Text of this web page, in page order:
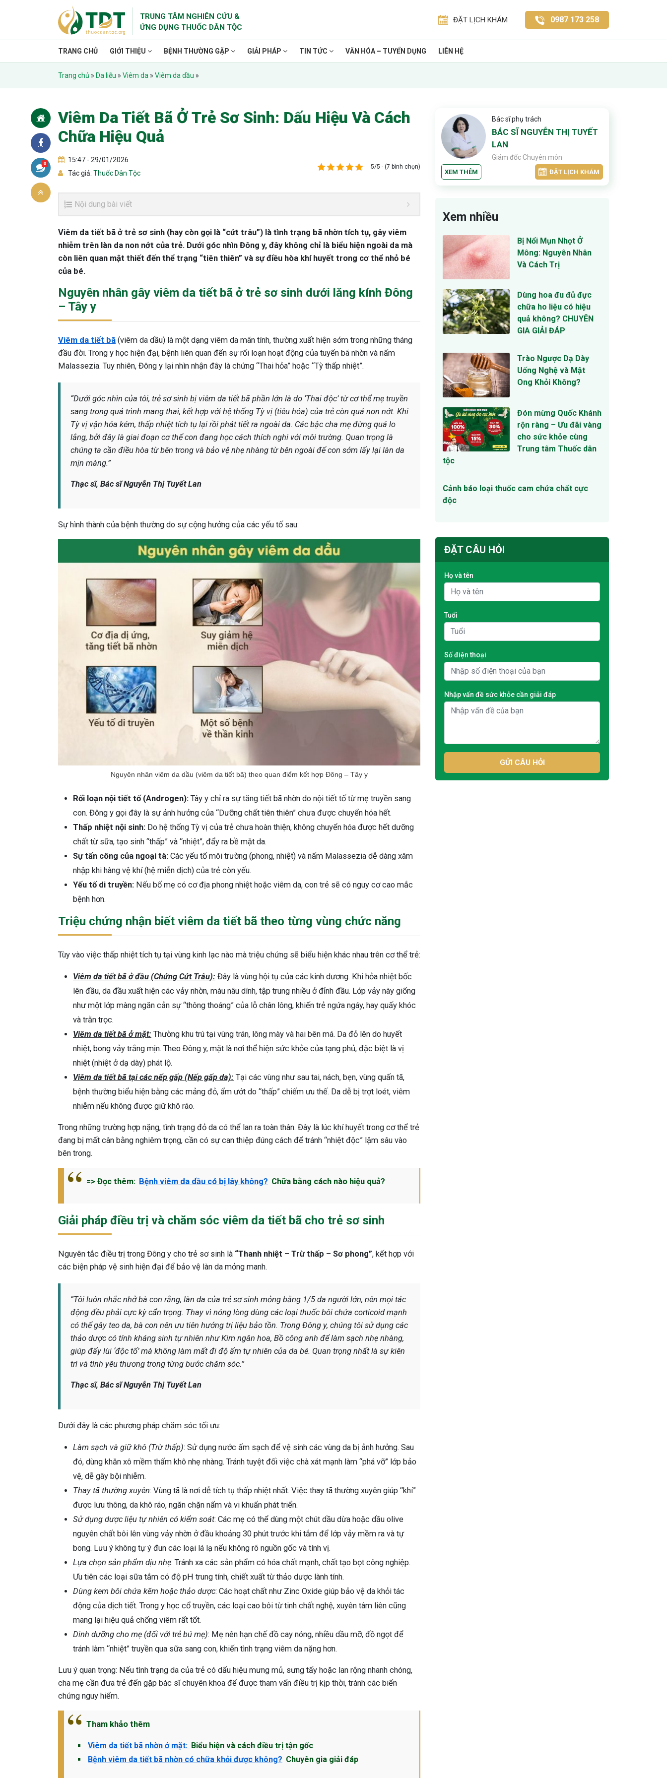
TRUNG TÂM NGHIÊN CỨU &
ỨNG DỤNG THUỐC DÂN TỘC
ĐẶT LỊCH KHÁM 0987 173 258
TRANG CHỦ GIỚI THIỆU BỆNH THƯỜNG GẶP GIẢI PHÁP TIN TỨC VĂN HÓA – TUYỂN DỤNG LIÊN HỆ
Trang chủ » Da liễu » Viêm da » Viêm da dầu »
Viêm Da Tiết Bã Ở Trẻ Sơ Sinh: Dấu Hiệu Và Cách
Chữa Hiệu Quả
15:47 - 29/01/2026
Tác giả: Thuốc Dân Tộc
5/5 - (7 bình chọn)
0
Nội dung bài viết
Viêm da tiết bã ở trẻ sơ sinh (hay còn gọi là “cứt trâu”) là tình trạng bã nhờn tích tụ, gây viêm
nhiễm trên làn da non nớt của trẻ. Dưới góc nhìn Đông y, đây không chỉ là biểu hiện ngoài da mà
còn liên quan mật thiết đến thể trạng “tiên thiên” và sự điều hòa khí huyết trong cơ thể nhỏ bé
của bé.
Nguyên nhân gây viêm da tiết bã ở trẻ sơ sinh dưới lăng kính Đông
– Tây y
Viêm da tiết bã (viêm da dầu) là một dạng viêm da mãn tính, thường xuất hiện sớm trong những tháng
đầu đời. Trong y học hiện đại, bệnh liên quan đến sự rối loạn hoạt động của tuyến bã nhờn và nấm
Malassezia. Tuy nhiên, Đông y lại nhìn nhận đây là chứng “Thai hỏa” hoặc “Tỳ thấp nhiệt”.
“Dưới góc nhìn của tôi, trẻ sơ sinh bị viêm da tiết bã phần lớn là do ‘Thai độc’ từ cơ thể mẹ truyền
sang trong quá trình mang thai, kết hợp với hệ thống Tỳ vị (tiêu hóa) của trẻ còn quá non nớt. Khi
Tỳ vị vận hóa kém, thấp nhiệt tích tụ lại rồi phát tiết ra ngoài da. Các bậc cha mẹ đừng quá lo
lắng, bởi đây là giai đoạn cơ thể con đang học cách thích nghi với môi trường. Quan trọng là
chúng ta cần điều hòa từ bên trong và bảo vệ nhẹ nhàng từ bên ngoài để con sớm lấy lại làn da
mịn màng.”
Thạc sĩ, Bác sĩ Nguyễn Thị Tuyết Lan
Sự hình thành của bệnh thường do sự cộng hưởng của các yếu tố sau:
Nguyên nhân viêm da dầu (viêm da tiết bã) theo quan điểm kết hợp Đông – Tây y
Rối loạn nội tiết tố (Androgen): Tây y chỉ ra sự tăng tiết bã nhờn do nội tiết tố từ mẹ truyền sang
con. Đông y gọi đây là sự ảnh hưởng của “Dưỡng chất tiên thiên” chưa được chuyển hóa hết.
Thấp nhiệt nội sinh: Do hệ thống Tỳ vị của trẻ chưa hoàn thiện, không chuyển hóa được hết dưỡng
chất từ sữa, tạo sinh “thấp” và “nhiệt”, đẩy ra bề mặt da.
Sự tấn công của ngoại tà: Các yếu tố môi trường (phong, nhiệt) và nấm Malassezia dễ dàng xâm
nhập khi hàng vệ khí (hệ miễn dịch) của trẻ còn yếu.
Yếu tố di truyền: Nếu bố mẹ có cơ địa phong nhiệt hoặc viêm da, con trẻ sẽ có nguy cơ cao mắc
bệnh hơn.
Triệu chứng nhận biết viêm da tiết bã theo từng vùng chức năng
Tùy vào việc thấp nhiệt tích tụ tại vùng kinh lạc nào mà triệu chứng sẽ biểu hiện khác nhau trên cơ thể trẻ:
Viêm da tiết bã ở đầu (Chứng Cứt Trâu): Đây là vùng hội tụ của các kinh dương. Khi hỏa nhiệt bốc
lên đầu, da đầu xuất hiện các vảy nhờn, màu nâu dính, tập trung nhiều ở đỉnh đầu. Lớp vảy này giống
như một lớp màng ngăn cản sự “thông thoáng” của lỗ chân lông, khiến trẻ ngứa ngáy, hay quấy khóc
và trằn trọc.
Viêm da tiết bã ở mặt: Thường khu trú tại vùng trán, lông mày và hai bên má. Da đỏ lên do huyết
nhiệt, bong vảy trắng mịn. Theo Đông y, mặt là nơi thể hiện sức khỏe của tạng phủ, đặc biệt là vị
nhiệt (nhiệt ở dạ dày) phát lộ.
Viêm da tiết bã tại các nếp gấp (Nếp gấp da): Tại các vùng như sau tai, nách, bẹn, vùng quấn tã,
bệnh thường biểu hiện bằng các mảng đỏ, ẩm ướt do “thấp” chiếm ưu thế. Da dễ bị trợt loét, viêm
nhiễm nếu không được giữ khô ráo.
Trong những trường hợp nặng, tình trạng đỏ da có thể lan ra toàn thân. Đây là lúc khí huyết trong cơ thể trẻ
đang bị mất cân bằng nghiêm trọng, cần có sự can thiệp đúng cách để tránh “nhiệt độc” lậm sâu vào
bên trong.
=> Đọc thêm: Bệnh viêm da dầu có bị lây không? Chữa bằng cách nào hiệu quả?
Giải pháp điều trị và chăm sóc viêm da tiết bã cho trẻ sơ sinh
Nguyên tắc điều trị trong Đông y cho trẻ sơ sinh là “Thanh nhiệt – Trừ thấp – Sơ phong”, kết hợp với
các biện pháp vệ sinh hiện đại để bảo vệ làn da mỏng manh.
“Tôi luôn nhắc nhở bà con rằng, làn da của trẻ sơ sinh mỏng bằng 1/5 da người lớn, nên mọi tác
động đều phải cực kỳ cẩn trọng. Thay vì nóng lòng dùng các loại thuốc bôi chứa corticoid mạnh
có thể gây teo da, bà con nên ưu tiên hướng trị liệu bảo tồn. Trong Đông y, chúng tôi sử dụng các
thảo dược có tính kháng sinh tự nhiên như Kim ngân hoa, Bồ công anh để làm sạch nhẹ nhàng,
giúp đẩy lùi ‘độc tố’ mà không làm mất đi độ ẩm tự nhiên của da bé. Quan trọng nhất là sự kiên
trì và tình yêu thương trong từng bước chăm sóc.”
Thạc sĩ, Bác sĩ Nguyễn Thị Tuyết Lan
Dưới đây là các phương pháp chăm sóc tối ưu:
Làm sạch và giữ khô (Trừ thấp): Sử dụng nước ấm sạch để vệ sinh các vùng da bị ảnh hưởng. Sau
đó, dùng khăn xô mềm thấm khô nhẹ nhàng. Tránh tuyệt đối việc chà xát mạnh làm “phá vỡ” lớp bảo
vệ, dễ gây bội nhiễm.
Thay tã thường xuyên: Vùng tã là nơi dễ tích tụ thấp nhiệt nhất. Việc thay tã thường xuyên giúp “khí”
được lưu thông, da khô ráo, ngăn chặn nấm và vi khuẩn phát triển.
Sử dụng dược liệu tự nhiên có kiểm soát: Các mẹ có thể dùng một chút dầu dừa hoặc dầu olive
nguyên chất bôi lên vùng vảy nhờn ở đầu khoảng 30 phút trước khi tắm để lớp vảy mềm ra và tự
bong. Lưu ý không tự ý đun các loại lá lạ nếu không rõ nguồn gốc và tính vị.
Lựa chọn sản phẩm dịu nhẹ: Tránh xa các sản phẩm có hóa chất mạnh, chất tạo bọt công nghiệp.
Ưu tiên các loại sữa tắm có độ pH trung tính, chiết xuất từ thảo dược lành tính.
Dùng kem bôi chứa kẽm hoặc thảo dược: Các hoạt chất như Zinc Oxide giúp bảo vệ da khỏi tác
động của dịch tiết. Trong y học cổ truyền, các loại cao bôi từ tinh chất nghệ, xuyên tâm liên cũng
mang lại hiệu quả chống viêm rất tốt.
Dinh dưỡng cho mẹ (đối với trẻ bú mẹ): Mẹ nên hạn chế đồ cay nóng, nhiều dầu mỡ, đồ ngọt để
tránh làm “nhiệt” truyền qua sữa sang con, khiến tình trạng viêm da nặng hơn.
Lưu ý quan trọng: Nếu tình trạng da của trẻ có dấu hiệu mưng mủ, sưng tấy hoặc lan rộng nhanh chóng,
cha mẹ cần đưa trẻ đến gặp bác sĩ chuyên khoa để được tham vấn điều trị kịp thời, tránh các biến
chứng nguy hiểm.
Tham khảo thêm
Viêm da tiết bã nhờn ở mặt: Biểu hiện và cách điều trị tận gốc
Bệnh viêm da tiết bã nhờn có chữa khỏi được không? Chuyên gia giải đáp
Bác sĩ phụ trách
BÁC SĨ NGUYỄN THỊ TUYẾT
LAN
Giám đốc Chuyên môn
XEM THÊM ĐẶT LỊCH KHÁM
Xem nhiều
Bị Nổi Mụn Nhọt Ở
Mông: Nguyên Nhân
Và Cách Trị
Dùng hoa đu đủ đực
chữa ho liệu có hiệu
quả không? CHUYÊN
GIA GIẢI ĐÁP
Trào Ngược Dạ Dày
Uống Nghệ và Mật
Ong Khỏi Không?
Đón mừng Quốc Khánh
rộn ràng – Ưu đãi vàng
cho sức khỏe cùng
Trung tâm Thuốc dân
tộc
Cảnh báo loại thuốc cam chứa chất cực
độc
ĐẶT CÂU HỎI
Họ và tên
Tuổi
Số điện thoại
Nhập vấn đề sức khỏe cần giải đáp
GỬI CÂU HỎI